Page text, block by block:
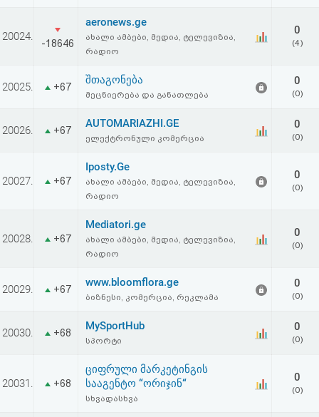
პაროლის
HTML
შეთანხმება
პასუხისმგებლობის
20024.
-18646
aeronews.ge
ახალი ამბები, მედია, ტელევიზია,
რადიო
0
(4)
20025. +67
შთაგონება
მეცნიერება და განათლება
0
(0)
20026. +67
AUTOMARIAZHI.GE
ელექტრონული კომერცია
0
(0)
20027. +67
Iposty.Ge
ახალი ამბები, მედია, ტელევიზია,
რადიო
0
(0)
20028. +67
Mediatori.ge
ახალი ამბები, მედია, ტელევიზია,
რადიო
0
(0)
20029. +67
www.bloomflora.ge
ბიზნესი, კომერცია, რეკლამა
0
(0)
20030. +68
MySportHub
სპორტი
0
(0)
20031. +68
ციფრული მარკეტინგის
სააგენტო “ორიჯინ“
სხვადასხვა
0
(0)